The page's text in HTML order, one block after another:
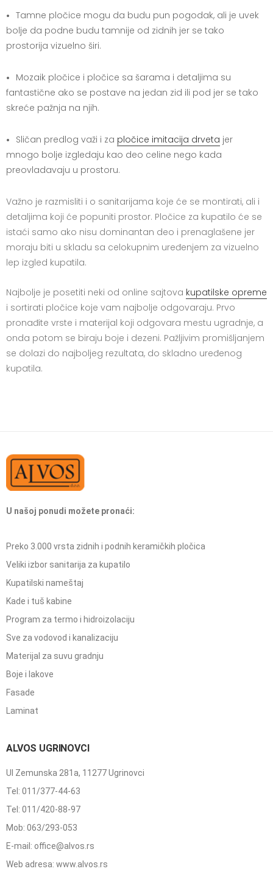
Tamne pločice mogu da budu pun pogodak, ali je uvek
bolje da podne budu tamnije od zidnih jer se tako
prostorija vizuelno širi.
Mozaik pločice i pločice sa šarama i detaljima su
fantastične ako se postave na jedan zid ili pod jer se tako
skreće pažnja na njih.
Sličan predlog važi i za pločice imitacija drveta jer
mnogo bolje izgledaju kao deo celine nego kada
preovladavaju u prostoru.
Važno je razmisliti i o sanitarijama koje će se montirati, ali i
detaljima koji će popuniti prostor. Pločice za kupatilo će se
istaći samo ako nisu dominantan deo i prenaglašene jer
moraju biti u skladu sa celokupnim uređenjem za vizuelno
lep izgled kupatila.
Najbolje je posetiti neki od online sajtova kupatilske opreme
i sortirati pločice koje vam najbolje odgovaraju. Prvo
pronađite vrste i materijal koji odgovara mestu ugradnje, a
onda potom se biraju boje i dezeni. Pažljivim promišljanjem
se dolazi do najboljeg rezultata, do skladno uređenog
kupatila.
U našoj ponudi možete pronaći:
Preko 3.000 vrsta zidnih i podnih keramičkih pločica
Veliki izbor sanitarija za kupatilo
Kupatilski nameštaj
Kade i tuš kabine
Program za termo i hidroizolaciju
Sve za vodovod i kanalizaciju
Materijal za suvu gradnju
Boje i lakove
Fasade
Laminat
ALVOS UGRINOVCI
Ul Zemunska 281a, 11277 Ugrinovci
Tel: 011/377-44-63
Tel: 011/420-88-97
Mob: 063/293-053
E-mail: office@alvos.rs
Web adresa: www.alvos.rs